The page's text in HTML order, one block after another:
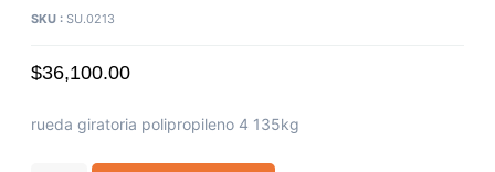
SKU : SU.0213
$36,100.00
rueda giratoria polipropileno 4 135kg